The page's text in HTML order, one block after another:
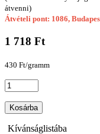
átvenni)
Átvételi pont: 1086,
1 718 Ft
430 Ft/gramm
Kosárba
Kívánságlistába